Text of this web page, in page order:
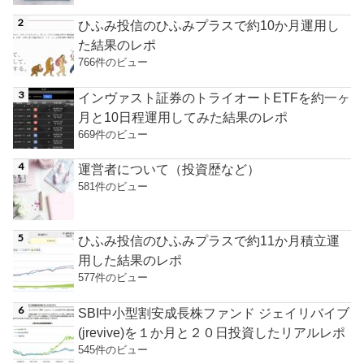
ひふみ投信のひふみプラスで約10か月運用し
た結果のレポ
766件のビュー
インヴァスト証券のトライオートETFを約一ヶ
月と10日程運用してみた結果のレポ
669件のビュー
運営者について（投資歴など）
581件のビュー
ひふみ投信のひふみプラスで約11か月積立運
用した結果のレポ
577件のビュー
SBI中小型割安成長株ファンド ジェイリバイブ
(jrevive)を１か月と２０日投資したリアルレポ
545件のビュー